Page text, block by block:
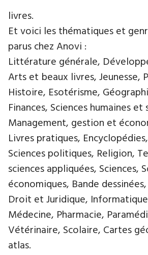
livres.
Et voici les thématiques et
parus chez Anovi :
Littérature générale,
Arts et beaux livres, Jeunesse,
Histoire, Esotérisme,
Finances, Sciences humaines et
Management, gestion et
Livres pratiques,
Sciences politiques, Religion,
sciences appliquées, Sciences,
économiques, Bande
Droit et Juridique,
Médecine, Pharmacie,
Vétérinaire, Scolaire, Cartes
atlas.